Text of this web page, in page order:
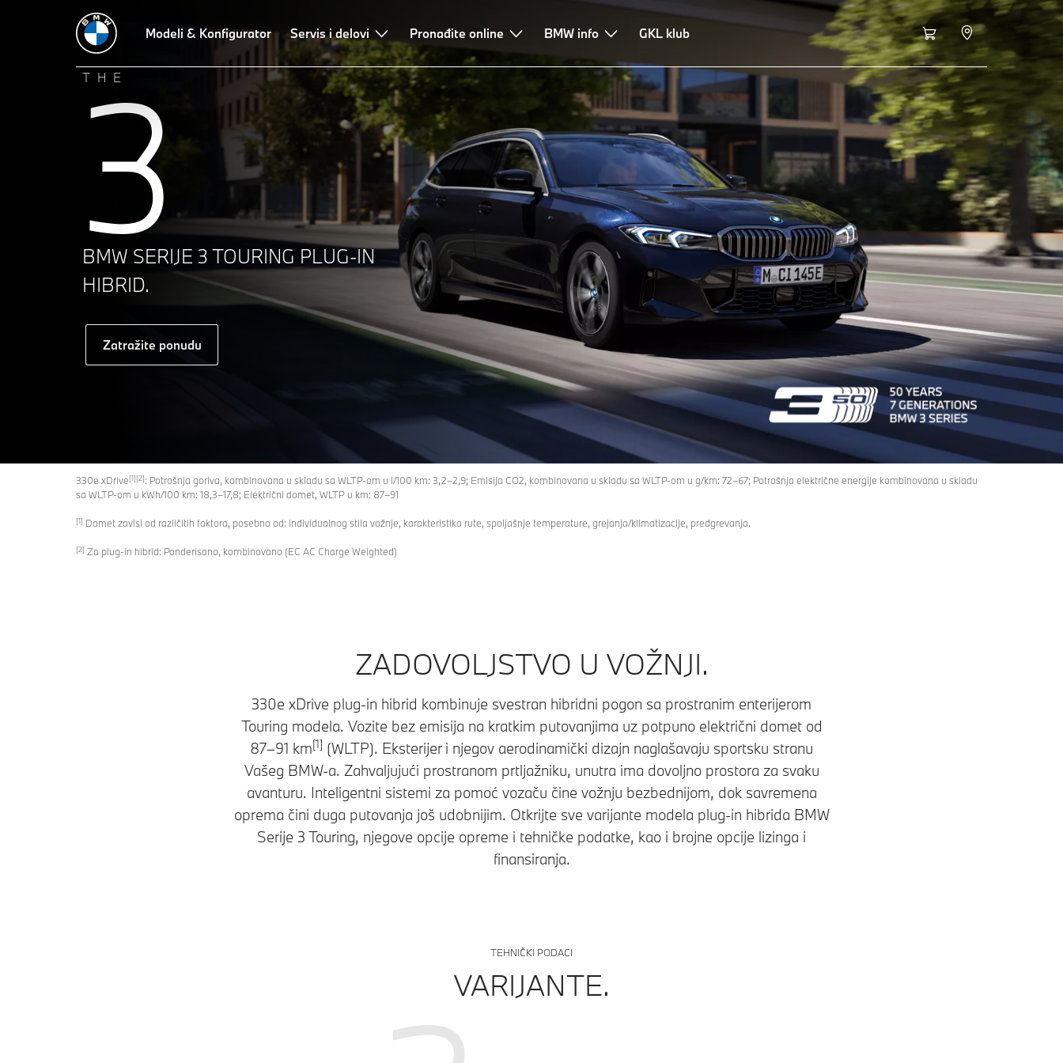
Modeli & Konfigurator Servis i delovi Pronađite online BMW info GKL klub
THE
3
BMW SERIJE 3 TOURING PLUG-IN
HIBRID.
Zatražite ponudu
330e xDrive[1][2]: Potrošnja goriva, kombinovana u skladu sa WLTP-om u l/100 km: 3,2–2,9; Emisija CO2, kombinovana u skladu sa WLTP-om u g/km: 72–67; Potrošnja električne energije kombinovana u skladu
sa WLTP-om u kWh/100 km: 18,3–17,8; Električni domet, WLTP u km: 87–91
[1] Domet zavisi od različitih faktora, posebno od: individualnog stila vožnje, karakteristika rute, spoljašnje temperature, grejanja/klimatizacije, predgrevanja.
[2] Za plug-in hibrid: Ponderisano, kombinovano (EC AC Charge Weighted)
Tehnički podaci Dizajn Tehnologije Vozna dinamika Lizing i finansiranje Konsultacije i usluge
ZADOVOLJSTVO U VOŽNJI.
330e xDrive plug-in hibrid kombinuje svestran hibridni pogon sa prostranim enterijerom
Touring modela. Vozite bez emisija na kratkim putovanjima uz potpuno električni domet od
87–91 km[1] (WLTP). Eksterijer i njegov aerodinamički dizajn naglašavaju sportsku stranu
Vašeg BMW-a. Zahvaljujući prostranom prtljažniku, unutra ima dovoljno prostora za svaku
avanturu. Inteligentni sistemi za pomoć vozaču čine vožnju bezbednijom, dok savremena
oprema čini duga putovanja još udobnijim. Otkrijte sve varijante modela plug-in hibrida BMW
Serije 3 Touring, njegove opcije opreme i tehničke podatke, kao i brojne opcije lizinga i
finansiranja.
TEHNIČKI PODACI
VARIJANTE.